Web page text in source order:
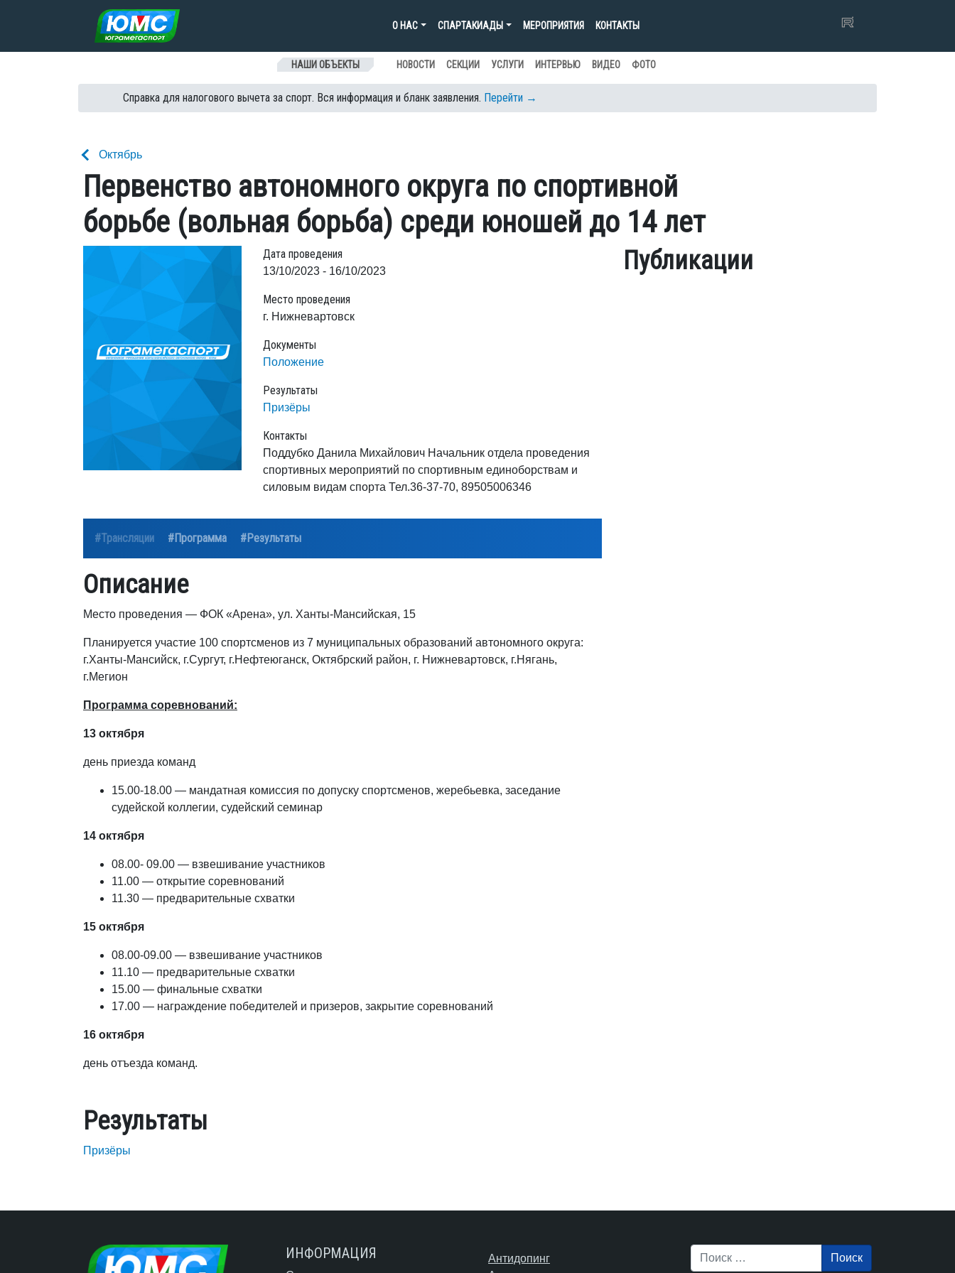
Перейти к содержанию
О НАС СПАРТАКИАДЫ МЕРОПРИЯТИЯ КОНТАКТЫ
НАШИ ОБЪЕКТЫ НОВОСТИ СЕКЦИИ УСЛУГИ ИНТЕРВЬЮ ВИДЕО ФОТО
Справка для налогового вычета за спорт. Вся информация и бланк заявления. Перейти →
Октябрь
Первенство автономного округа по спортивной
борьбе (вольная борьба) среди юношей до 14 лет
Дата проведения
13/10/2023 - 16/10/2023
Место проведения
г. Нижневартовск
Документы
Положение
Результаты
Призёры
Контакты
Поддубко Данила Михайлович Начальник отдела проведения
спортивных мероприятий по спортивным единоборствам и
силовым видам спорта Тел.36-37-70, 89505006346
#Трансляции #Программа #Результаты
Описание
Место проведения — ФОК «Арена», ул. Ханты-Мансийская, 15
Планируется участие 100 спортсменов из 7 муниципальных образований автономного округа:
г.Ханты-Мансийск, г.Сургут, г.Нефтеюганск, Октябрский район, г. Нижневартовск, г.Нягань,
г.Мегион
Программа соревнований:
13 октября
день приезда команд
15.00-18.00 — мандатная комиссия по допуску спортсменов, жеребьевка, заседание
судейской коллегии, судейский семинар
14 октября
08.00- 09.00 — взвешивание участников
11.00 — открытие соревнований
11.30 — предварительные схватки
15 октября
08.00-09.00 — взвешивание участников
11.10 — предварительные схватки
15.00 — финальные схватки
17.00 — награждение победителей и призеров, закрытие соревнований
16 октября
день отъезда команд.
Результаты
Призёры
Публикации
ИНФОРМАЦИЯ
Антидопинг
Поиск